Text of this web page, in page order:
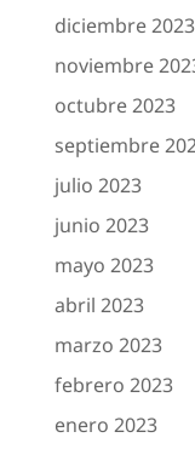
diciembre 2023
noviembre
octubre 2023
septiembre
julio 2023
junio 2023
mayo 2023
abril 2023
marzo 2023
febrero 2023
enero 2023